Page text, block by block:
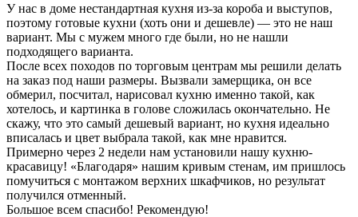
У нас в доме нестандартная кухня из-за короба и выступов,
поэтому готовые кухни (хоть они и дешевле) — это не наш
вариант. Мы с мужем много где были, но не нашли
подходящего варианта.
После всех походов по торговым центрам мы решили делать
на заказ под наши размеры. Вызвали замерщика, он все
обмерил, посчитал, нарисовал кухню именно такой, как
хотелось, и картинка в голове сложилась окончательно. Не
скажу, что это самый дешевый вариант, но кухня идеально
вписалась и цвет выбрала такой, как мне нравится.
Примерно через 2 недели нам установили нашу кухню-
красавицу! «Благодаря» нашим кривым стенам, им пришлось
помучиться с монтажом верхних шкафчиков, но результат
получился отменный.
Большое всем спасибо! Рекомендую!